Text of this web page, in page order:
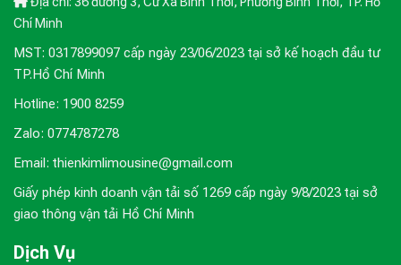
Chí Minh
MST: 0317899097 cấp ngày 23/06/2023 tại sở kế hoạch đầu tư
TP.Hồ Chí Minh
Hotline: 1900 8259
Zalo: 0774787278
Email: thienkimlimousine@gmail.com
Giấy phép kinh doanh vận tải số 1269 cấp ngày 9/8/2023 tại sở
giao thông vận tải Hồ Chí Minh
Dịch Vụ